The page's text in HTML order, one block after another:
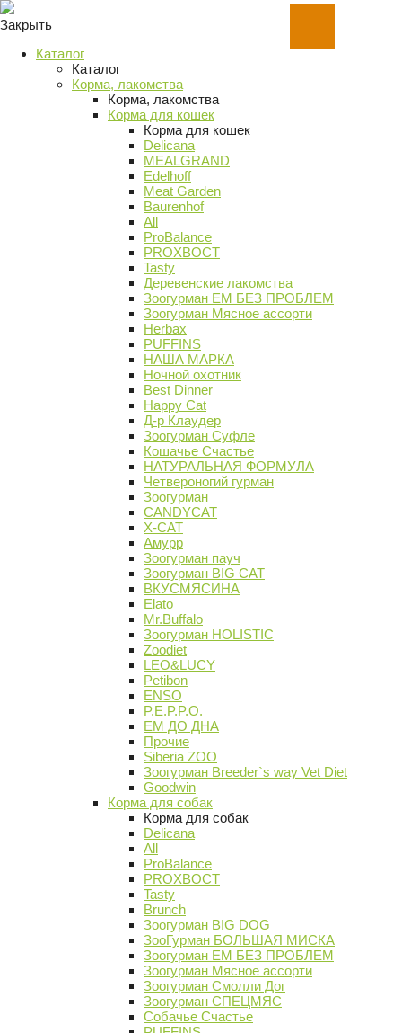
Закрыть
Каталог
Каталог
Корма, лакомства
Корма, лакомства
Корма для кошек
Корма для кошек
Delicana
MEALGRAND
Edelhoff
Meat Garden
Baurenhof
All
ProBalance
PROХВОСТ
Tasty
Деревенские лакомства
Зоогурман ЕМ БЕЗ ПРОБЛЕМ
Зоогурман Мясное ассорти
Herbax
PUFFINS
НАША МАРКА
Ночной охотник
Best Dinner
Happy Cat
Д-р Клаудер
Зоогурман Суфле
Кошачье Счастье
НАТУРАЛЬНАЯ ФОРМУЛА
Четвероногий гурман
Зоогурман
CANDYCAT
X-CAT
Амурр
Зоогурман пауч
Зоогурман BIG CAT
ВКУСМЯСИНА
Elato
Mr.Buffalo
Зоогурман HOLISTIC
Zoodiet
LEO&LUCY
Petibon
ENSO
P.E.P.P.O.
ЕМ ДО ДНА
Прочие
Siberia ZOO
Зоогурман Breeder`s way Vet Diet
Goodwin
Корма для собак
Корма для собак
Delicana
All
ProBalance
PROХВОСТ
Tasty
Brunch
Зоогурман BIG DOG
ЗооГурман БОЛЬШАЯ МИСКА
Зоогурман ЕМ БЕЗ ПРОБЛЕМ
Зоогурман Мясное ассорти
Зоогурман Смолли Дог
Зоогурман СПЕЦМЯС
Собачье Счастье